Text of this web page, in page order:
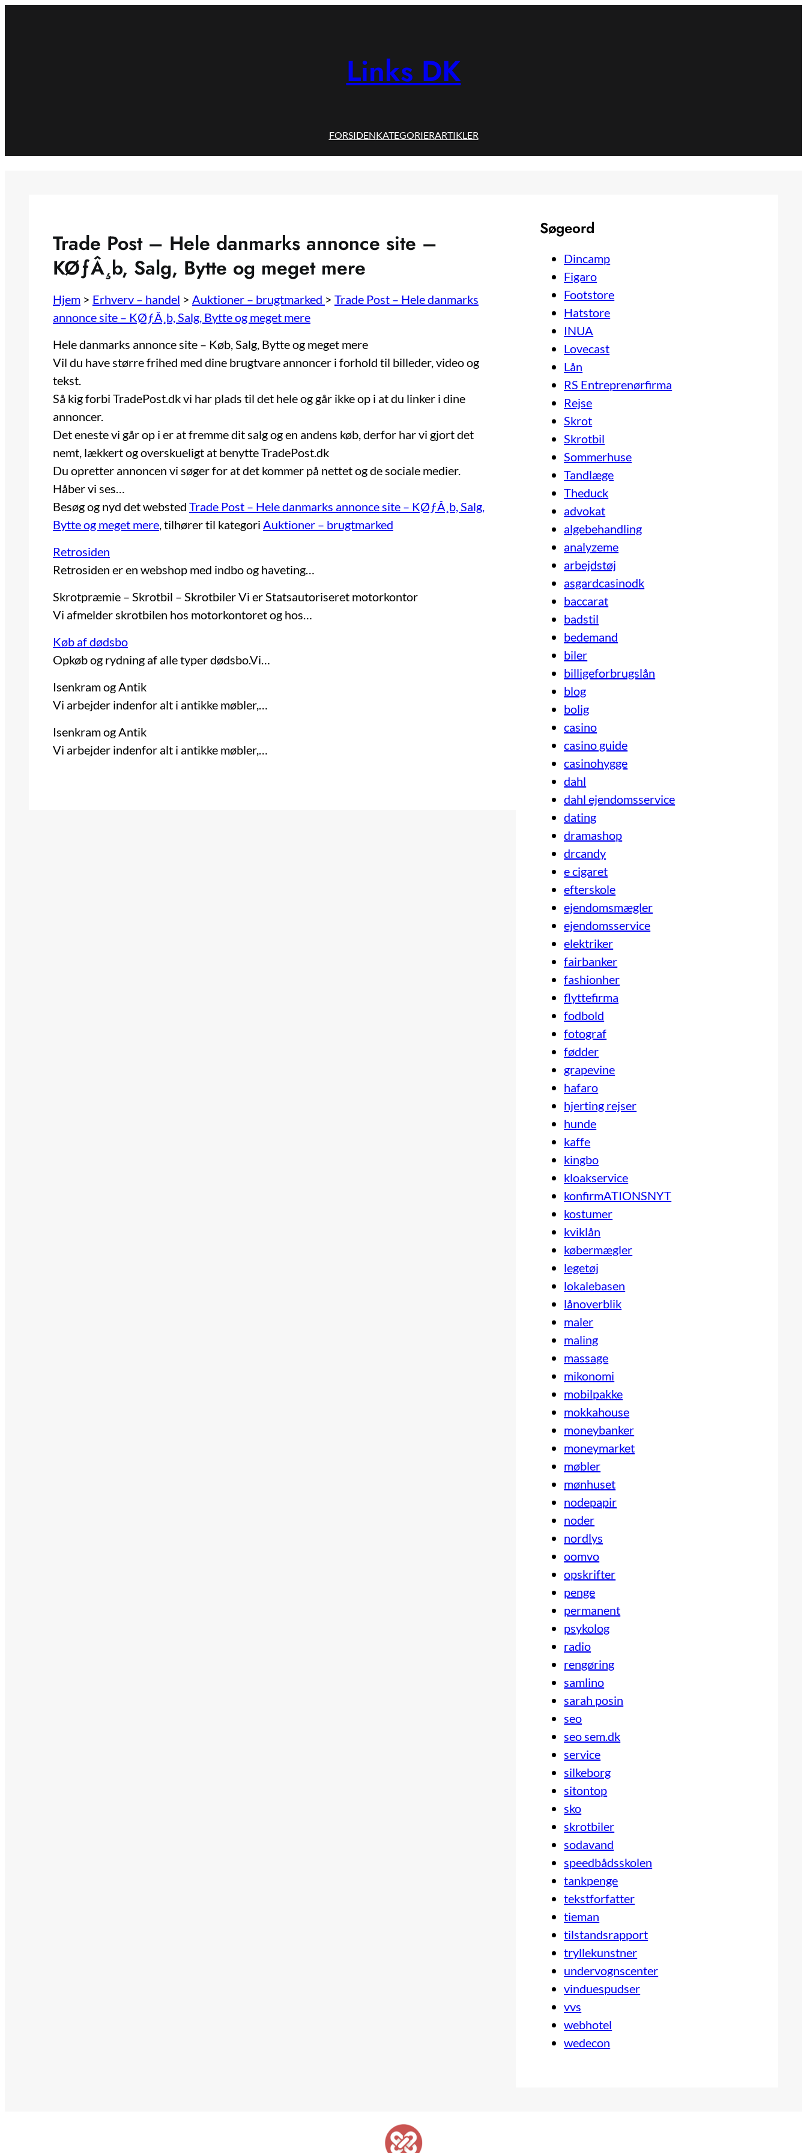
Links DK
FORSIDENKATEGORIERARTIKLER
Trade Post – Hele danmarks annonce site –
KØƒÂ¸b, Salg, Bytte og meget mere
Hjem > Erhverv – handel > Auktioner – brugtmarked > Trade Post – Hele danmarks
annonce site – KØƒÂ¸b, Salg, Bytte og meget mere
Hele danmarks annonce site – Køb, Salg, Bytte og meget mere
Vil du have større frihed med dine brugtvare annoncer i forhold til billeder, video og
tekst.
Så kig forbi TradePost.dk vi har plads til det hele og går ikke op i at du linker i dine
annoncer.
Det eneste vi går op i er at fremme dit salg og en andens køb, derfor har vi gjort det
nemt, lækkert og overskueligt at benytte TradePost.dk
Du opretter annoncen vi søger for at det kommer på nettet og de sociale medier.
Håber vi ses…
Besøg og nyd det websted Trade Post – Hele danmarks annonce site – KØƒÂ¸b, Salg,
Bytte og meget mere, tilhører til kategori Auktioner – brugtmarked
Retrosiden
Retrosiden er en webshop med indbo og haveting…
Skrotpræmie – Skrotbil – Skrotbiler Vi er Statsautoriseret motorkontor
Vi afmelder skrotbilen hos motorkontoret og hos…
Køb af dødsbo
Opkøb og rydning af alle typer dødsbo.Vi…
Isenkram og Antik
Vi arbejder indenfor alt i antikke møbler,…
Isenkram og Antik
Vi arbejder indenfor alt i antikke møbler,…
Søgeord
Dincamp
Figaro
Footstore
Hatstore
INUA
Lovecast
Lån
RS Entreprenørfirma
Rejse
Skrot
Skrotbil
Sommerhuse
Tandlæge
Theduck
advokat
algebehandling
analyzeme
arbejdstøj
asgardcasinodk
baccarat
badstil
bedemand
biler
billigeforbrugslån
blog
bolig
casino
casino guide
casinohygge
dahl
dahl ejendomsservice
dating
dramashop
drcandy
e cigaret
efterskole
ejendomsmægler
ejendomsservice
elektriker
fairbanker
fashionher
flyttefirma
fodbold
fotograf
fødder
grapevine
hafaro
hjerting rejser
hunde
kaffe
kingbo
kloakservice
konfirmATIONSNYT
kostumer
kviklån
købermægler
legetøj
lokalebasen
lånoverblik
maler
maling
massage
mikonomi
mobilpakke
mokkahouse
moneybanker
moneymarket
møbler
mønhuset
nodepapir
noder
nordlys
oomvo
opskrifter
penge
permanent
psykolog
radio
rengøring
samlino
sarah posin
seo
seo sem.dk
service
silkeborg
sitontop
sko
skrotbiler
sodavand
speedbådsskolen
tankpenge
tekstforfatter
tieman
tilstandsrapport
tryllekunstner
undervognscenter
vinduespudser
vvs
webhotel
wedecon